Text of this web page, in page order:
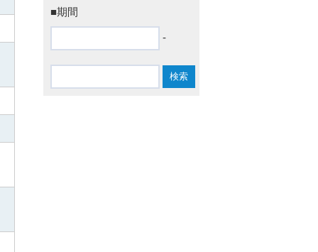
■期間
-